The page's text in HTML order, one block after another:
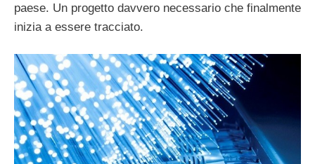
paese. Un progetto davvero necessario che finalmente
inizia a essere tracciato.